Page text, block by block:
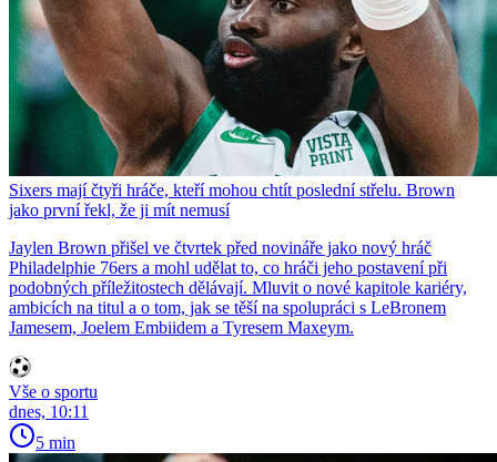
Sixers mají čtyři hráče, kteří mohou chtít poslední střelu. Brown
jako první řekl, že ji mít nemusí
Jaylen Brown přišel ve čtvrtek před novináře jako nový hráč
Philadelphie 76ers a mohl udělat to, co hráči jeho postavení při
podobných příležitostech dělávají. Mluvit o nové kapitole kariéry,
ambicích na titul a o tom, jak se těší na spolupráci s LeBronem
Jamesem, Joelem Embiidem a Tyresem Maxeym.
Vše o sportu
dnes, 10:11
5 min